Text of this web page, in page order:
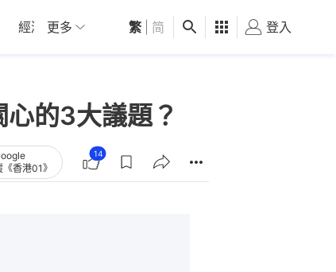
經濟 01深圳 觀點 健康 好食玩飛
更多 繁 简 登入
的3大議題？
香港01》
14